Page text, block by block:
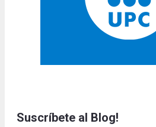
Suscríbete al Blog!